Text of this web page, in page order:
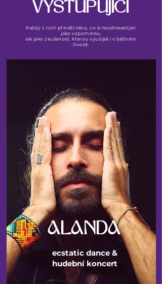
VYSTUPUJÍCÍ
Každý z nich přináší něco, co si neodneseš jen
jako vzpomínku,
ale jako zkušenost, kterou využiješ i v běžném
životě.
ALANDA
ecstatic dance &
hudební koncert